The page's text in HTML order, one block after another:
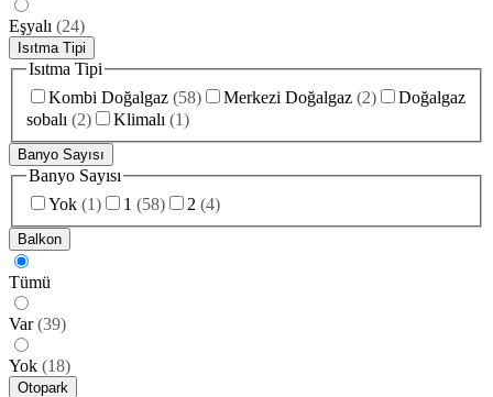
Eşyalı (24)
Isıtma Tipi
Isıtma Tipi
Kombi Doğalgaz (58) Merkezi Doğalgaz (2)
Doğalgaz
sobalı (2) Klimalı (1)
Banyo Sayısı
Banyo Sayısı
Yok (1) 1 (58) 2 (4)
Balkon
Tümü
Var (39)
Yok (18)
Otopark